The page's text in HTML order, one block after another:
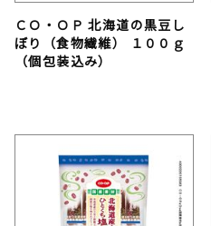
ＣＯ・ＯＰ 北海道の黒豆し
ぼり（食物繊維） １００ｇ
（個包装込み）